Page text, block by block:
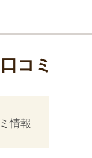
コミ
情報